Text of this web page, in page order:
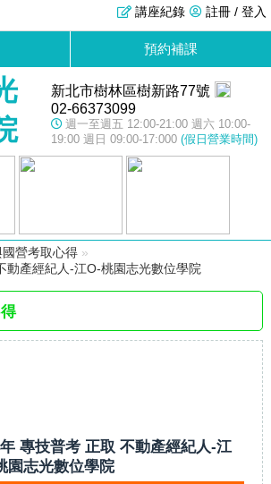
註冊 / 登入
講座紀錄
預約補課
新北市樹林區樹新路77號
02-66373099
週一至週五 12:00-21:00 週六 10:00-
19:00 週日 09:00-17:000 (假日營業時間)
營考取心得 »
動產經紀人-江O-桃園志光數位學院
專技普考 正取 不動產經紀人-江
園志光數位學院